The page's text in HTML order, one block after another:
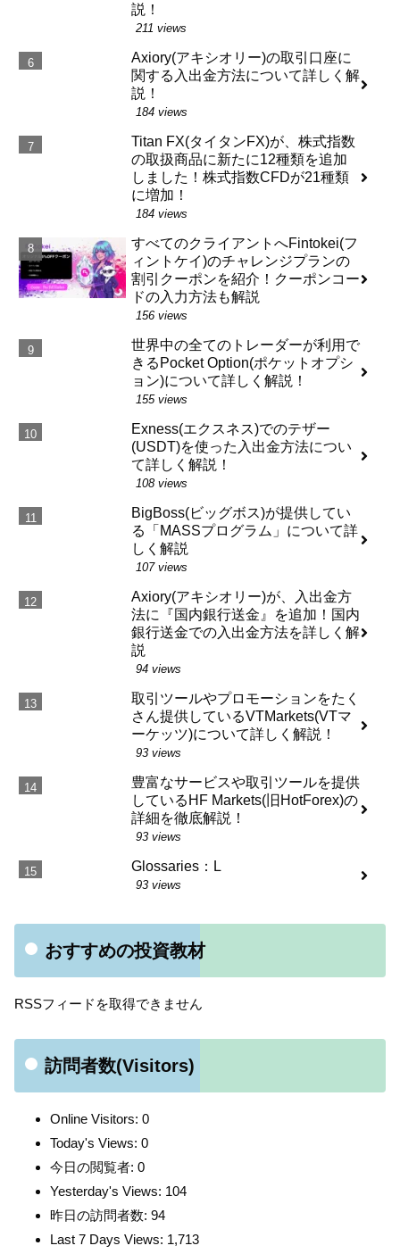
説！
211 views
Axiory(アキシオリー)の取引口座に
関する入出金方法について詳しく解
説！
184 views
Titan FX(タイタンFX)が、株式指数
の取扱商品に新たに12種類を追加
しました！株式指数CFDが21種類
に増加！
184 views
すべてのクライアントへFintokei(フ
ィントケイ)のチャレンジプランの
割引クーポンを紹介！クーポンコー
ドの入力方法も解説
156 views
世界中の全てのトレーダーが利用で
きるPocket Option(ポケットオプシ
ョン)について詳しく解説！
155 views
Exness(エクスネス)でのテザー
(USDT)を使った入出金方法につい
て詳しく解説！
108 views
BigBoss(ビッグボス)が提供してい
る「MASSプログラム」について詳
しく解説
107 views
Axiory(アキシオリー)が、入出金方
法に『国内銀行送金』を追加！国内
銀行送金での入出金方法を詳しく解
説
94 views
取引ツールやプロモーションをたく
さん提供しているVTMarkets(VTマ
ーケッツ)について詳しく解説！
93 views
豊富なサービスや取引ツールを提供
しているHF Markets(旧HotForex)の
詳細を徹底解説！
93 views
Glossaries：L
93 views
おすすめの投資教材
RSSフィードを取得できません
訪問者数(Visitors)
Online Visitors: 0
Today's Views: 0
今日の閲覧者: 0
Yesterday's Views: 104
昨日の訪問者数: 94
Last 7 Days Views: 1,713